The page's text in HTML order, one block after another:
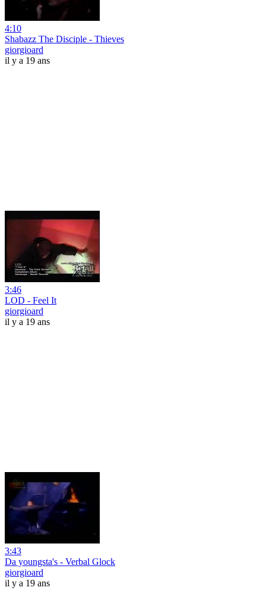
4:10
Shabazz The Disciple - Thieves
giorgioard
il y a 19 ans
3:46
LOD - Feel It
giorgioard
il y a 19 ans
3:43
Da youngsta's - Verbal Glock
giorgioard
il y a 19 ans